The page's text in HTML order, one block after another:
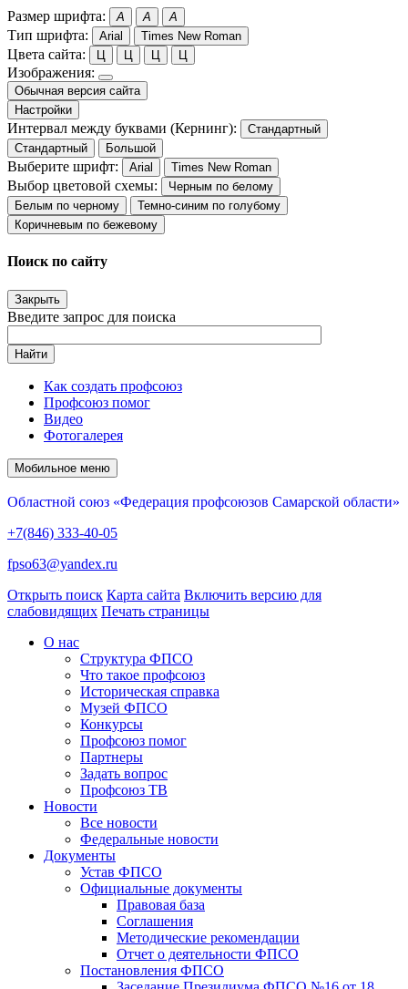
Размер шрифта: A A A
Тип шрифта: Arial Times New Roman
Цвета сайта: Ц Ц Ц Ц
Изображения:
Обычная версия сайта
Настройки
Интервал между буквами (Кернинг):
Стандартный
Стандартный
Большой
Выберите шрифт: Arial Times New Roman
Выбор цветовой схемы:
Черным по белому
Белым по черному
Темно-синим по голубому
Коричневым по бежевому
Поиск по сайту
Закрыть
Введите запрос для поиска
Найти
Как создать профсоюз
Профсоюз помог
Видео
Фотогалерея
Мобильное меню
Областной союз «Федерация профсоюзов Самарской области»
+7(846) 333-40-05
fpso63@yandex.ru
Открыть поиск Карта сайта Включить версию для
слабовидящих Печать страницы
О нас
Структура ФПСО
Что такое профсоюз
Историческая справка
Музей ФПСО
Конкурсы
Профсоюз помог
Партнеры
Задать вопрос
Профсоюз ТВ
Новости
Все новости
Федеральные новости
Документы
Устав ФПСО
Официальные документы
Правовая база
Соглашения
Методические рекомендации
Отчет о деятельности ФПСО
Постановления ФПСО